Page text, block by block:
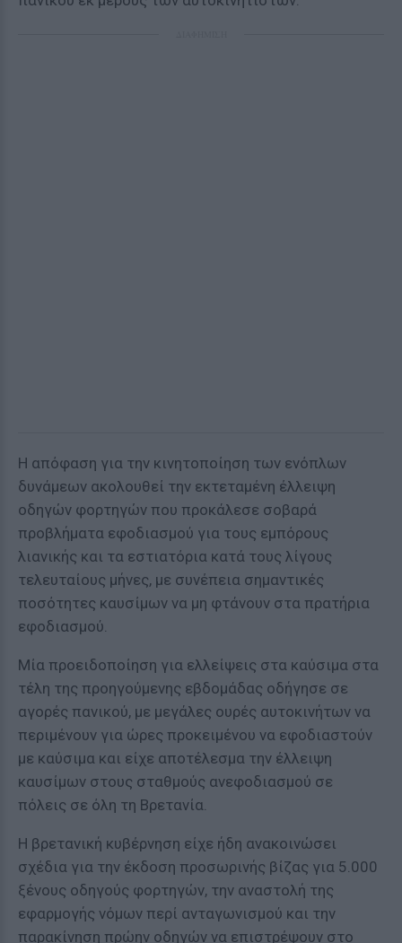
Η απόφαση για την κινητοποίηση των ενόπλων
δυνάμεων ακολουθεί την εκτεταμένη έλλειψη
οδηγών φορτηγών που προκάλεσε σοβαρά
προβλήματα εφοδιασμού για τους εμπόρους
λιανικής και τα εστιατόρια κατά τους λίγους
τελευταίους μήνες, με συνέπεια σημαντικές
ποσότητες καυσίμων να μη φτάνουν στα πρατήρια
εφοδιασμού.
Μία προειδοποίηση για ελλείψεις στα καύσιμα στα
τέλη της προηγούμενης εβδομάδας οδήγησε σε
αγορές πανικού, με μεγάλες ουρές αυτοκινήτων να
περιμένουν για ώρες προκειμένου να εφοδιαστούν
με καύσιμα και είχε αποτέλεσμα την έλλειψη
καυσίμων στους σταθμούς ανεφοδιασμού σε
πόλεις σε όλη τη Βρετανία.
Η βρετανική κυβέρνηση είχε ήδη ανακοινώσει
σχέδια για την έκδοση προσωρινής βίζας για 5.000
ξένους οδηγούς φορτηγών, την αναστολή της
εφαρμογής νόμων περί ανταγωνισμού και την
παρακίνηση πρώην οδηγών να επιστρέψουν στο